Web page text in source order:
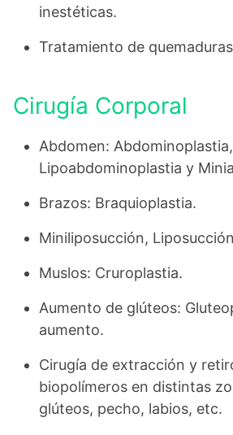
inestéticas.
Tratamiento de
Cirugía Corporal
Abdomen: Abdominoplastia,
Lipoabdominoplastia y
Brazos: Braquioplastia.
Miniliposucción,
Muslos: Cruroplastia.
Aumento de glúteos:
aumento.
Cirugía de extracción y
biopolímeros en distintas
glúteos, pecho, labios, etc.